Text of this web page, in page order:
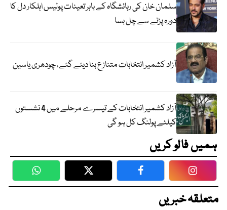
سلمان خان کی رہائشگاہ کے باہر تعینات پولیس اہلکار دل کا
دورہ پڑنے سے چل بسا
آزاد کشمیر انتخابات متنازع بنا دیئے گئے، چودھری یاسین
آزاد کشمیر انتخابات کے تیسرے مرحلے میں 4 نشستوں
کیلئے پولنگ کل ہو گی
ہمیں فالو کریں
WhatsApp Twitter Facebook
متعلقہ خبریں